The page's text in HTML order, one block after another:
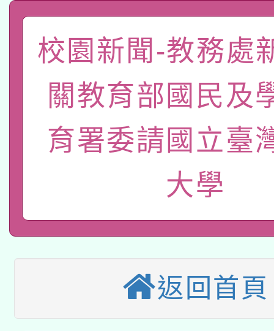
關事宜
國立臺灣師範大學辦理
年度健康促進學校輔導
業成長研習」實施計畫
函轉國家教育研究院中
族教育國際趨勢與發展
轉知教育部國民及學前
新北市政府教育局辦理
師專業成長研習實施計
方素養工作坊新北場」
函轉國立臺灣師範大學
族語言臺北學習中心
「族語學習班」招生簡
轉知有關國立成功大學
文教學共融平台-教案
件」活動簡章
年度COVID-19疫苗接
接種對象擴大為「滿6
接種之民眾」措施，延
月28日止
轉知經濟部水利署委託
業技術研究院辦理「
用水績優單位及節水達
115年8月22日(星期六
桃園市孔廟祈福系列
開 智慧啟航」
2026年桃園地景藝術
「2026桃園藝術巡演
關事宜
轉知教育部國民及學前
校園新聞-教務處
關教育部國民及
育署委請國立臺
大學
返回首頁